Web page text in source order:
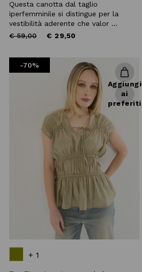
Questa canotta dal taglio
iperfemminile si distingue per la
vestibilità aderente che valor ...
Price
€ 59,00to € 29,50
-70%
Aggiungi
ai
preferiti
+ 1